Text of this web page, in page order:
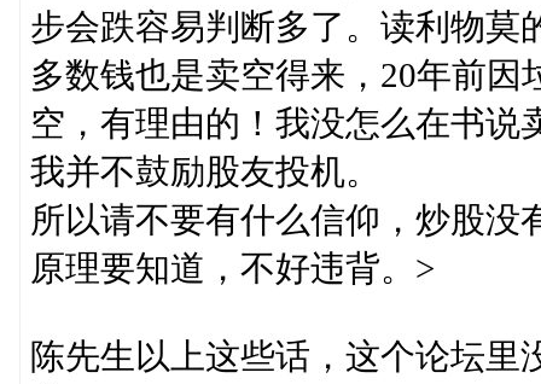
步会跌容易判断多了。读利物莫
多数钱也是卖空得来，20年前
空，有理由的！我没怎么在书说
我并不鼓励股友投机。
所以请不要有什么信仰，炒股没
原理要知道，不好违背。>
陈先生以上这些话，这个论坛里